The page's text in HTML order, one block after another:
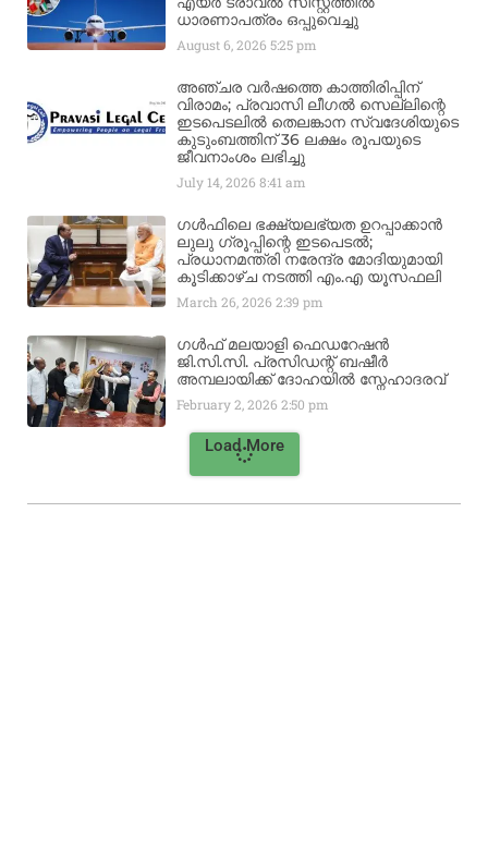
ധാരണാപത്രം ഒപ്പുവെച്ചു
August 6, 20265:25 pm
അഞ്ചര വർഷത്തെ കാത്തിരിപ്പിന്
വിരാമം; പ്രവാസി ലീഗൽ സെല്ലിന്റെ
ഇടപെടലിൽ തെലങ്കാന സ്വദേശിയുടെ
കുടുംബത്തിന് 36 ലക്ഷം രൂപയുടെ
ജീവനാംശം ലഭിച്ചു
July 14, 20268:41 am
ഗൾഫിലെ ഭക്ഷ്യലഭ്യത ഉറപ്പാക്കാൻ
ലുലു ഗ്രൂപ്പിന്റെ ഇടപെടൽ;
പ്രധാനമന്ത്രി നരേന്ദ്ര മോദിയുമായി
കൂടിക്കാഴ്ച നടത്തി എം.എ യൂസഫലി
March 26, 20262:39 pm
ഗൾഫ് മലയാളി ഫെഡറേഷൻ
ജി.സി.സി. പ്രസിഡന്റ് ബഷീർ
അമ്പലായിക്ക് ദോഹയിൽ സ്നേഹാദരവ്
February 2, 20262:50 pm
Load More